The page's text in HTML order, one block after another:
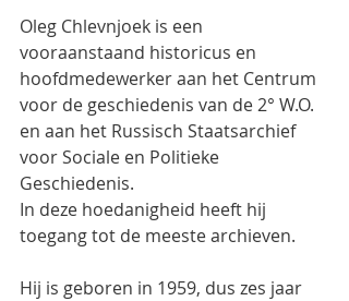
Oleg Chlevnjoek is een
vooraanstaand historicus en
hoofdmedewerker aan het Centrum
voor de geschiedenis van de 2° W.O.
en aan het Russisch Staatsarchief
voor Sociale en Politieke
Geschiedenis.
In deze hoedanigheid heeft hij
toegang tot de meeste archieven.
Hij is geboren in 1959, dus zes jaar